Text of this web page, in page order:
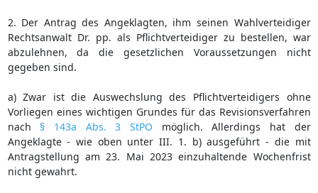
2. Der Antrag des Angeklagten, ihm seinen Wahlverteidiger
Rechtsanwalt Dr. pp. als Pflichtverteidiger zu bestellen, war
abzulehnen, da die gesetzlichen Voraussetzungen nicht
gegeben sind.
a) Zwar ist die Auswechslung des Pflichtverteidigers ohne
Vorliegen eines wichtigen Grundes für das Revisionsverfahren
nach § 143a Abs. 3 StPO möglich. Allerdings hat der
Angeklagte - wie oben unter III. 1. b) ausgeführt - die mit
Antragstellung am 23. Mai 2023 einzuhaltende Wochenfrist
nicht gewahrt.